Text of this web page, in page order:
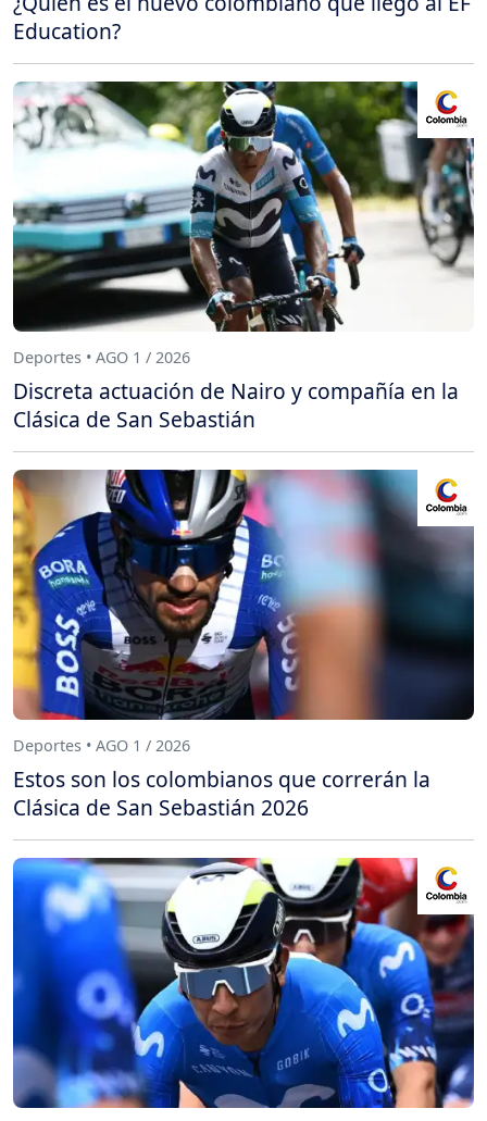
Education?
Deportes • AGO 1 / 2026
Discreta actuación de Nairo y compañía en la
Clásica de San Sebastián
Deportes • AGO 1 / 2026
Estos son los colombianos que correrán la
Clásica de San Sebastián 2026